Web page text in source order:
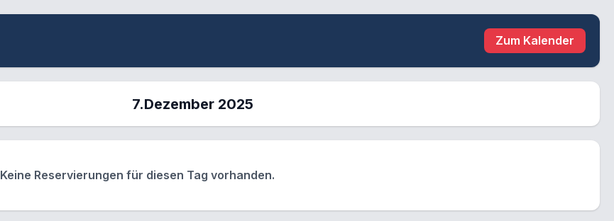
Zum Kalender
7.Dezember 2025
Keine Reservierungen für diesen Tag vorhanden.